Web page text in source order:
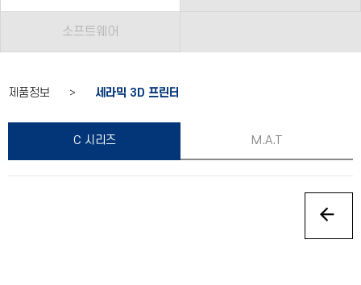
소프트웨어
제품정보 > 세라믹 3D 프린터
C 시리즈 M.A.T